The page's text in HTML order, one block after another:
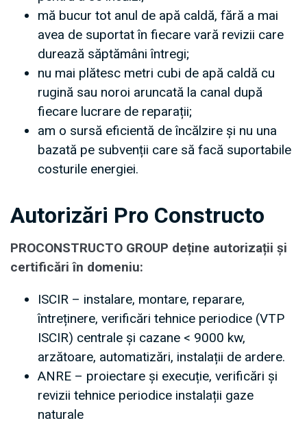
mă bucur tot anul de apă caldă, fără a mai
avea de suportat în fiecare vară revizii care
durează săptămâni întregi;
nu mai plătesc metri cubi de apă caldă cu
rugină sau noroi aruncată la canal după
fiecare lucrare de reparații;
am o sursă eficientă de încălzire și nu una
bazată pe subvenții care să facă suportabile
costurile energiei.
Autorizări Pro Constructo
PROCONSTRUCTO GROUP deține autorizații și
certificări în domeniu:
ISCIR – instalare, montare, reparare,
întreținere, verificări tehnice periodice (VTP
ISCIR) centrale și cazane < 9000 kw,
arzătoare, automatizări, instalații de ardere.
ANRE – proiectare și execuție, verificări și
revizii tehnice periodice instalații gaze
naturale